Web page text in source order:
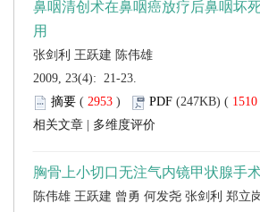
2009, 23(4): 21-23.
(
) 1510